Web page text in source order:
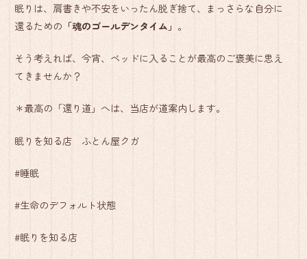
眠りは、肩書きや不安をいったん脱ぎ捨て、まっさらな自分に
還るための 「魂のゴールデンタイム」 。
そう考えれば、今宵、ベッドに入ることが最高のご褒美に思え
てきませんか？
＊最高の「還り道」へは、当店が道案内します。
眠りを知る店 ふとん屋クガ
#睡眠
#生命のデフォルト状態
#眠りを知る店